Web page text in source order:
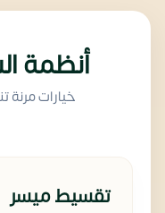
أنظمة
خيارات مرنة
تقسيط ميسر